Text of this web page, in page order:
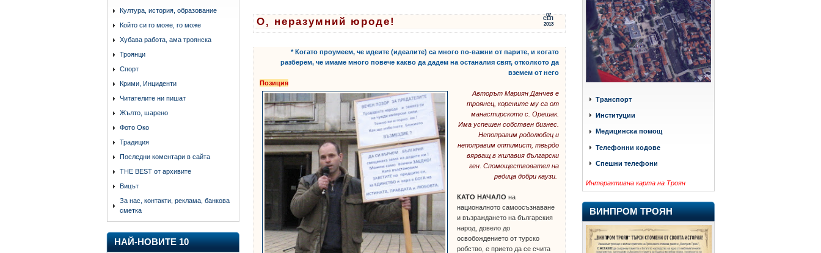
Култура, история, образование
Който си го може, го може
Хубава работа, ама троянска
Троянци
Спорт
Крими, Инциденти
Читателите ни пишат
Жълто, шарено
Фото Око
Традиция
Последни коментари в сайта
THE BEST от архивите
Вицът
За нас, контакти, реклама, банкова
сметка
НАЙ-НОВИТЕ 10
07
СЕП
2013
О, неразумний юроде!
* Когато проумеем, че идеите (идеалите) са много по-важни от парите, и когато
разберем, че имаме много повече какво да дадем на останалия свят, отколкото да
вземем от него
Позиция
Авторът Мариян Данчев е
троянец, корените му са от
манастирското с. Орешак.
Има успешен собствен бизнес.
Непоправим родолюбец и
непоправим оптимист, твърдо
вярващ в жилавия български
ген. Спомоществовател на
редица добри каузи.
КАТО НАЧАЛО на
националното самоосъзнаване
и възраждането на българския
народ, довело до
освобождението от турско
робство, е прието да се счита
Транспорт
Институции
Медицинска помощ
Телефонни кодове
Спешни телефони
Интерактивна карта на Троян
ВИНПРОМ ТРОЯН